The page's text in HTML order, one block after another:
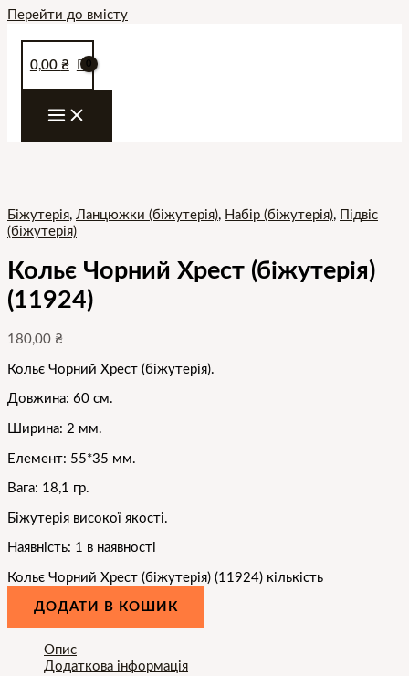
Перейти до вмісту
0,00 ₴
Біжутерія, Ланцюжки (біжутерія), Набір (біжутерія), Підвіс
(біжутерія)
Кольє Чорний Хрест (біжутерія)
(11924)
180,00 ₴
Кольє Чорний Хрест (біжутерія).
Довжина: 60 см.
Ширина: 2 мм.
Елемент: 55*35 мм.
Вага: 18,1 гр.
Біжутерія високої якості.
Наявність: 1 в наявності
Кольє Чорний Хрест (біжутерія) (11924) кількість
ДОДАТИ В КОШИК
Опис
Додаткова інформація